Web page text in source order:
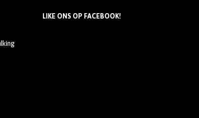
LIKE ONS OP FACEBOOK!